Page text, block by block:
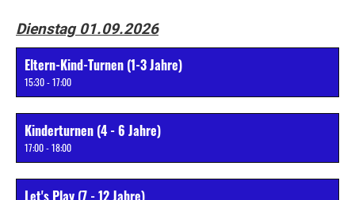
Dienstag 01.09.2026
Eltern-Kind-Turnen (1-3 Jahre)
15:30 - 17:00
Kinderturnen (4 - 6 Jahre)
17:00 - 18:00
Let's Play (7 - 12 Jahre)